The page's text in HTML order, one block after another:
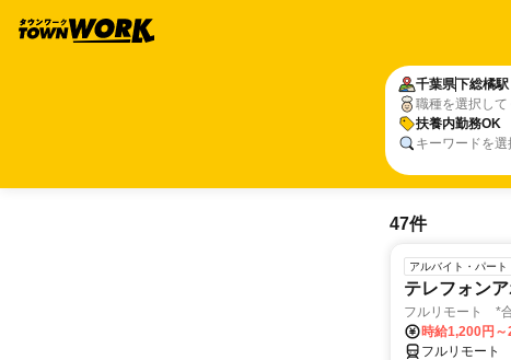
千葉県下総橘駅
職種を選択して
扶養内勤務OK
キーワードを
47件
アルバイト・パート
テレフォン
フルリモート *
時給1,200円～
フルリモート